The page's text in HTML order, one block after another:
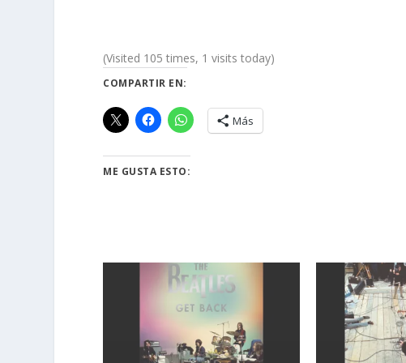
(Visited 105 times, 1 visits today)
COMPARTIR EN:
Más
ME GUSTA ESTO: